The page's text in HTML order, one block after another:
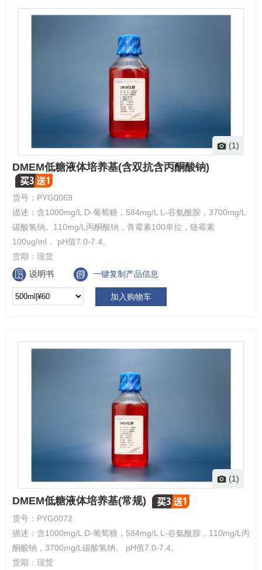
(1)
DMEM低糖液体培养基(含双抗含丙酮酸钠)
货号： PYG0069
描述： 含1000mg/L D-葡萄糖，584mg/L L-谷氨酰胺，3700mg/L
碳酸氢钠。110mg/L丙酮酸钠，青霉素100单位，链霉素
100ug/ml， pH值7.0-7.4。
货期： 现货
说明书
一键复制产品信息
加入购物车
(1)
DMEM低糖液体培养基(常规)
货号： PYG0072
描述： 含1000mg/L D-葡萄糖，584mg/L L-谷氨酰胺，110mg/L丙
酮酸钠，3700mg/L碳酸氢钠。 pH值7.0-7.4。
货期： 现货